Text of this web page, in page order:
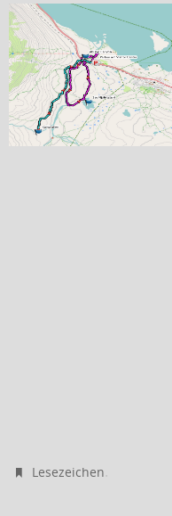
Lesezeichen.